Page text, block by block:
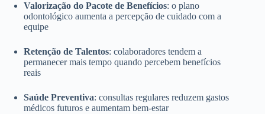
Valorização do Pacote de Benefícios: o plano
odontológico aumenta a percepção de cuidado com a
equipe
Retenção de Talentos: colaboradores tendem a
permanecer mais tempo quando percebem benefícios
reais
Saúde Preventiva: consultas regulares reduzem gastos
médicos futuros e aumentam bem-estar